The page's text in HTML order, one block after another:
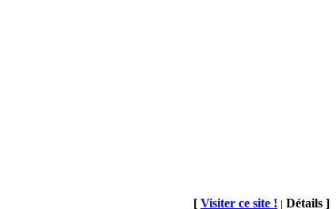
[ Visiter ce site ! | Détails ]